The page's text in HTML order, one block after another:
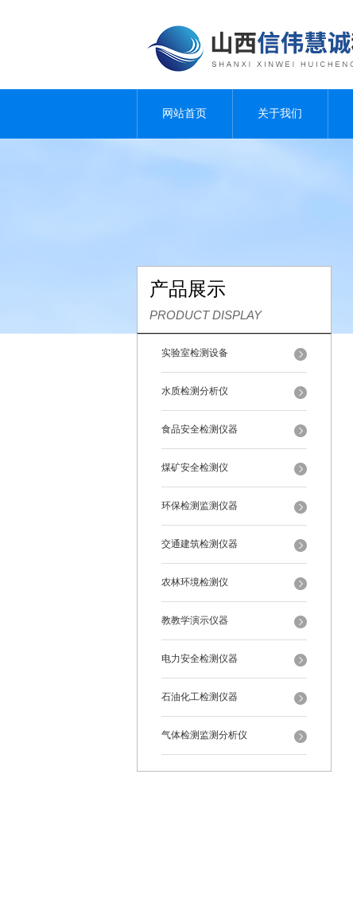
网站首页 关于我们
产品展示
PRODUCT DISPLAY
实验室检测设备
水质检测分析仪
食品安全检测仪器
煤矿安全检测仪
环保检测监测仪器
交通建筑检测仪器
农林环境检测仪
教教学演示仪器
电力安全检测仪器
石油化工检测仪器
气体检测监测分析仪